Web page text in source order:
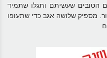
הטובים שעשיתם ותגלו שתמיד
מספיק שלושה אגב כדי שתעופו